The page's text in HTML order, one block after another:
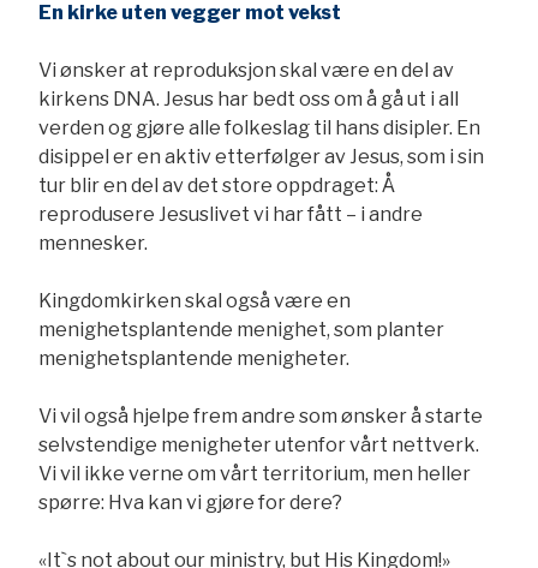
En kirke uten vegger mot vekst
Vi ønsker at reproduksjon skal være en del av
kirkens DNA. Jesus har bedt oss om å gå ut i all
verden og gjøre alle folkeslag til hans disipler. En
disippel er en aktiv etterfølger av Jesus, som i sin
tur blir en del av det store oppdraget: Å
reprodusere Jesuslivet vi har fått – i andre
mennesker.
Kingdomkirken skal også være en
menighetsplantende menighet, som planter
menighetsplantende menigheter.
Vi vil også hjelpe frem andre som ønsker å starte
selvstendige menigheter utenfor vårt nettverk.
Vi vil ikke verne om vårt territorium, men heller
spørre: Hva kan vi gjøre for dere?
«It`s not about our ministry, but His Kingdom!»